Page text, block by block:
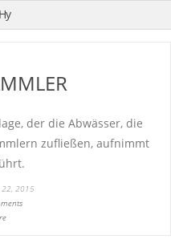
Hy
der die Abwässer, die
zufließen, aufnimmt
22, 2015